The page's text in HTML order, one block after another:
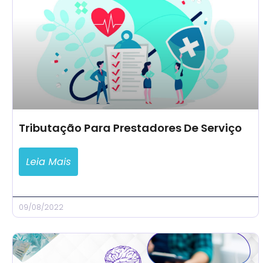
Tributação Para Prestadores De Serviço
Leia Mais
09/08/2022